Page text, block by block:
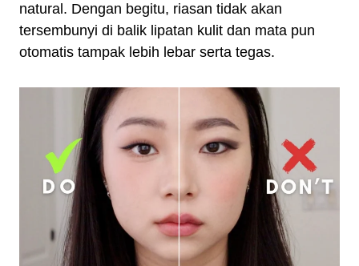
natural. Dengan begitu, riasan tidak akan
tersembunyi di balik lipatan kulit dan mata pun
otomatis tampak lebih lebar serta tegas.